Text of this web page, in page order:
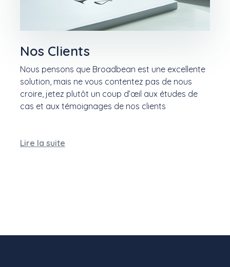
Nos Clients
Nous pensons que Broadbean est une excellente
solution, mais ne vous contentez pas de nous
croire, jetez plutôt un coup d’œil aux études de
cas et aux témoignages de nos clients
Lire la suite